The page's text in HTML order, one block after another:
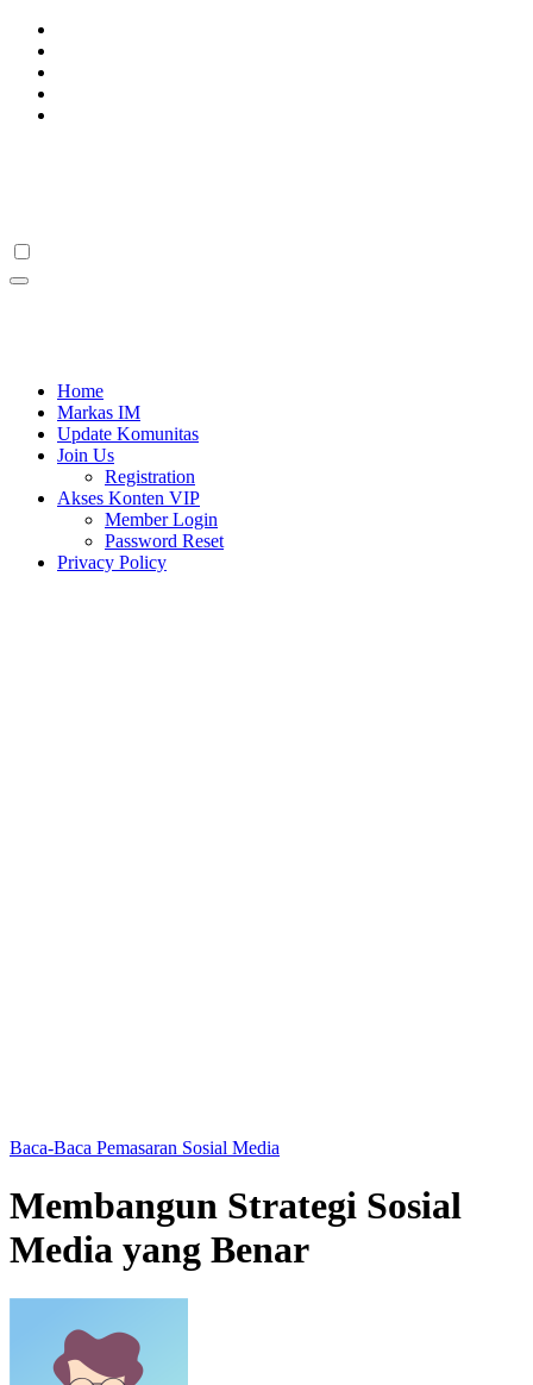
Skip
content
Home
Markas IM
Update Komunitas
Join Us
Registration
Akses Konten VIP
Member Login
Password Reset
Privacy Policy
Baca-Baca Pemasaran Sosial Media
Membangun Strategi Sosial
Media yang Benar